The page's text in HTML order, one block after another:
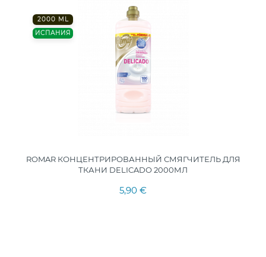
2000 ML
ИСПАНИЯ
ROMAR КОНЦЕНТРИРОВАННЫЙ СМЯГЧИТЕЛЬ ДЛЯ
ТКАНИ DELICADO 2000МЛ
5,90 €